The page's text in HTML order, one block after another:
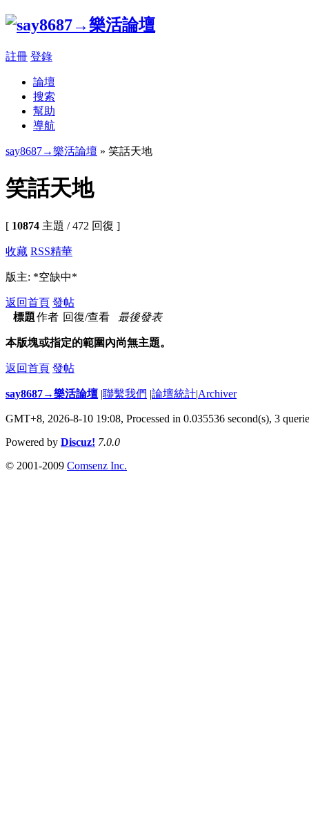
註冊 登錄
論壇
搜索
幫助
導航
say8687→樂活論壇 » 笑話天地
笑話天地
[ 10874 主題 / 472 回復 ]
收藏 RSS精華
版主: *空缺中*
返回首頁 發帖
標題作者 回復/查看 最後發表
本版塊或指定的範圍內尚無主題。
返回首頁 發帖
say8687→樂活論壇 |聯繫我們 |論壇統計|Archiver
GMT+8, 2026-8-10 19:08, Processed in 0.035536 second(s), 3
Powered by Discuz! 7.0.0
© 2001-2009 Comsenz Inc.